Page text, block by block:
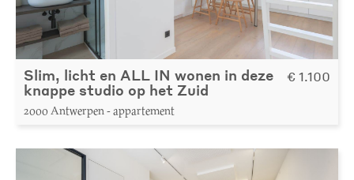
Slim, licht en ALL IN wonen in deze
knappe studio op het Zuid
2000 Antwerpen - appartement
€ 1.100